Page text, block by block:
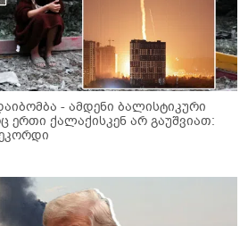
- ამდენი ბალისტიკური
ერთი ქალაქისკენ არ გაუშვიათ: